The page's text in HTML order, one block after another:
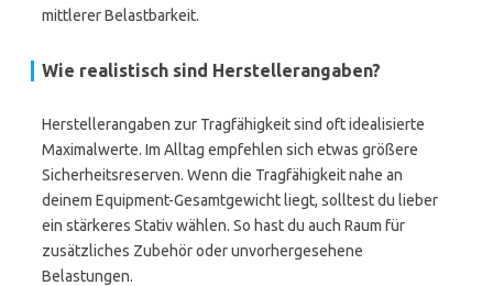
mittlerer Belastbarkeit.
Wie realistisch sind Herstellerangaben?
Herstellerangaben zur Tragfähigkeit sind oft idealisierte
Maximalwerte. Im Alltag empfehlen sich etwas größere
Sicherheitsreserven. Wenn die Tragfähigkeit nahe an
deinem Equipment-Gesamtgewicht liegt, solltest du lieber
ein stärkeres Stativ wählen. So hast du auch Raum für
zusätzliches Zubehör oder unvorhergesehene
Belastungen.